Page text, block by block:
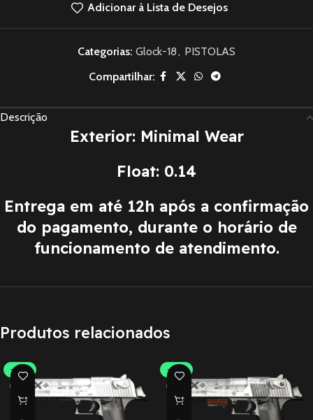
Adicionar à Lista de Desejos
Categorias: Glock-18, PISTOLAS
Compartilhar:
Descrição
Exterior: Minimal Wear
Float: 0.14
Entrega em até 12h após a confirmação
do pagamento, durante o horário de
funcionamento de atendimento.
Produtos relacionados
-30% -30%